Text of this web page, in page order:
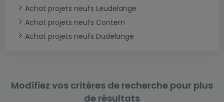
Achat projets neufs Leudelange
Achat projets neufs Contern
Achat projets neufs Dudelange
Modifiez vos critères de recherche pour plus
de résultats